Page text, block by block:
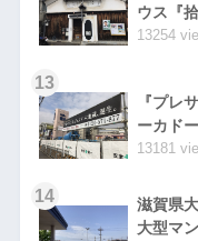
ウス『
13254
13
『プレ
ーカド
13181
14
滋賀県
大型マ